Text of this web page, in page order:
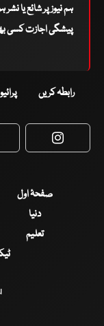
ہم نیوز پر شائع یا
پیشگی اجازت کسی
رابطہ کریں
صفحۂ اول
دنیا
تعلیم